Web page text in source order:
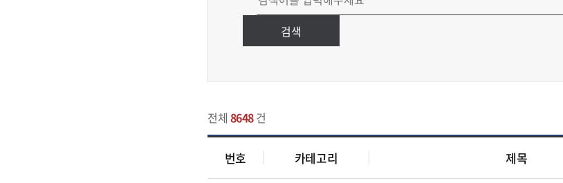
검색
전체 8648건
번호 카테고리 제목